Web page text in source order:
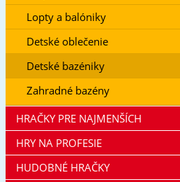
Lopty a balóniky
Detské oblečenie
Detské bazéniky
Zahradné bazény
HRAČKY PRE NAJMENŠÍCH
HRY NA PROFESIE
HUDOBNÉ HRAČKY